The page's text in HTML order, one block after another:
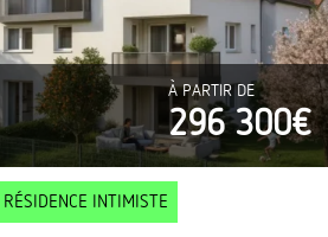
À PARTIR DE
296 300€
RÉSIDENCE INTIMISTE